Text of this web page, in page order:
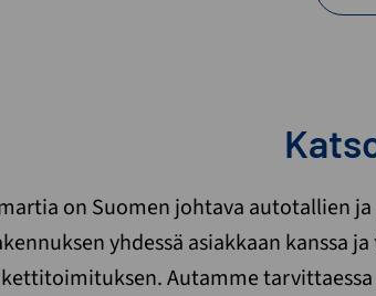
on Suomen johtava autotallien
yhdessä asiakkaan kanssa
Autamme